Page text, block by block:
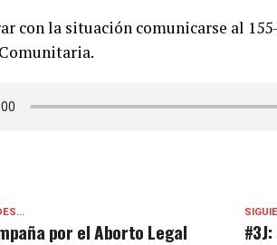
con la situación comunicarse al
por el Aborto Legal